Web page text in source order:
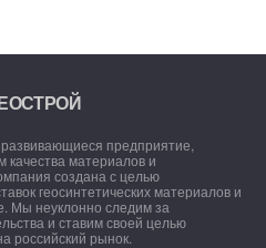
предприятие,
материалов и
создана с целью
геосинтетических материалов и
Мы неуклонно следим за
и ставим своей целью
российский рынок.